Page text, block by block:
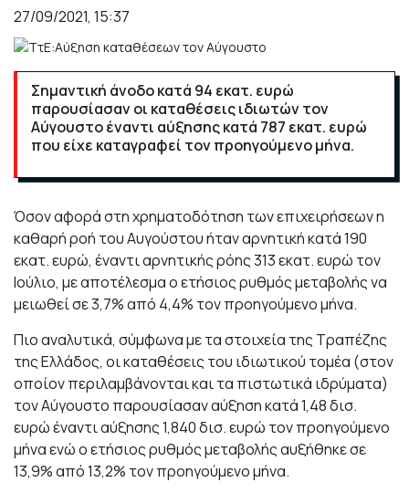
27/09/2021, 15:37
Σημαντική άνοδο κατά 94 εκατ. ευρώ
παρουσίασαν οι καταθέσεις ιδιωτών τον
Αύγουστο έναντι αύξησης κατά 787 εκατ. ευρώ
που είχε καταγραφεί τον προηγούμενο μήνα.
Όσον αφορά στη χρηματοδότηση των επιχειρήσεων η
καθαρή ροή του Αυγούστου ήταν αρνητική κατά 190
εκατ. ευρώ, έναντι αρνητικής ρόης 313 εκατ. ευρώ τον
Ιούλιο, με αποτέλεσμα ο ετήσιος ρυθμός μεταβολής να
μειωθεί σε 3,7% από 4,4% τον προηγούμενο μήνα.
Πιο αναλυτικά, σύμφωνα με τα στοιχεία της Τραπέζης
της Ελλάδος, οι καταθέσεις του ιδιωτικού τομέα (στον
οποίον περιλαμβάνονται και τα πιστωτικά ιδρύματα)
τον Αύγουστο παρουσίασαν αύξηση κατά 1,48 δισ.
ευρώ έναντι αύξησης 1,840 δισ. ευρώ τον προηγούμενο
μήνα ενώ ο ετήσιος ρυθμός μεταβολής αυξήθηκε σε
13,9% από 13,2% τον προηγούμενο μήνα.